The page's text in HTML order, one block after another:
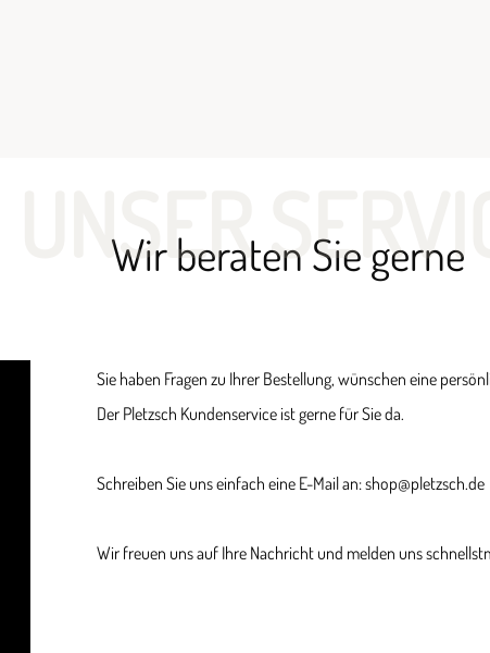
UNSER
Wir beraten Sie gerne
Sie haben Fragen zu Ihrer Bestellung, wünschen eine
Der Pletzsch Kundenservice ist gerne für Sie da.
Schreiben Sie uns einfach eine E-Mail an: shop@pletzsch.de
Wir freuen uns auf Ihre Nachricht und melden uns